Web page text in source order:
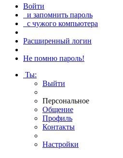
Войти
и запомнить пароль
с чужого компьютера
Расширенный логин
Не помню пароль!
Ты:
Выйти
Персональное
Общение
Профиль
Контакты
Настройки